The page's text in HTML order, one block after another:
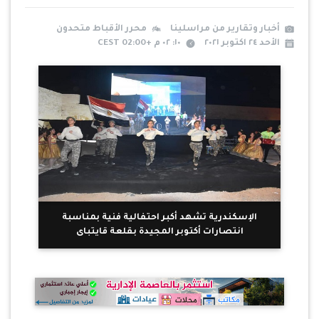
أخبار وتقارير من مراسلينا
محرر الأقباط متحدون
الأحد ٢٤ اكتوبر ٢٠٢١
١٠: ٠٢ م +02:00 CEST
الإسكندرية تشهد أكبر احتفالية فنية بمناسبة
انتصارات أكتوبر المجيدة بقلعة قايتباى